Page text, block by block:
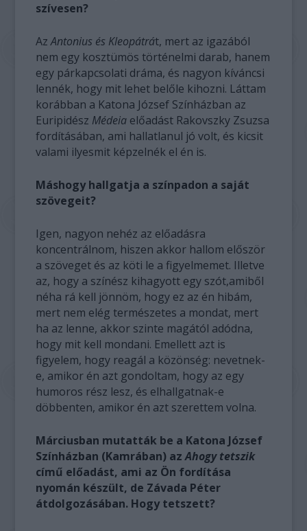
szívesen?
AzAntonius és Kleopátrát, mert az igazából
nem egy kosztümös történelmi darab, hanem
egy párkapcsolati dráma, és nagyon kíváncsi
lennék, hogy mit lehet belőle kihozni. Láttam
korábban a Katona József Színházban az
Euripidész Médeia előadást Rakovszky Zsuzsa
fordításában, ami hallatlanul jó volt, és kicsit
valami ilyesmit képzelnék el én is.
Máshogy hallgatja a színpadon a saját
szövegeit?
Igen, nagyon nehéz az előadásra
koncentrálnom, hiszen akkor hallom először
a szöveget és az köti le a figyelmemet. Illetve
az, hogy a színész kihagyott egy szót,amiből
néha rá kell jönnöm, hogy ez az én hibám,
mert nem elég természetes a mondat, mert
ha az lenne, akkor szinte magától adódna,
hogy mit kell mondani. Emellett azt is
figyelem, hogy reagál a közönség: nevetnek-
e, amikor én azt gondoltam, hogy az egy
humoros rész lesz, és elhallgatnak-e
döbbenten, amikor én azt szerettem volna.
Márciusban mutatták be a Katona József
Színházban (Kamrában) azAhogy tetszik
című előadást, ami az Ön fordítása
nyomán készült, de Závada Péter
átdolgozásában. Hogy tetszett?